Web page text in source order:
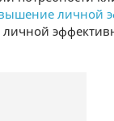
личной